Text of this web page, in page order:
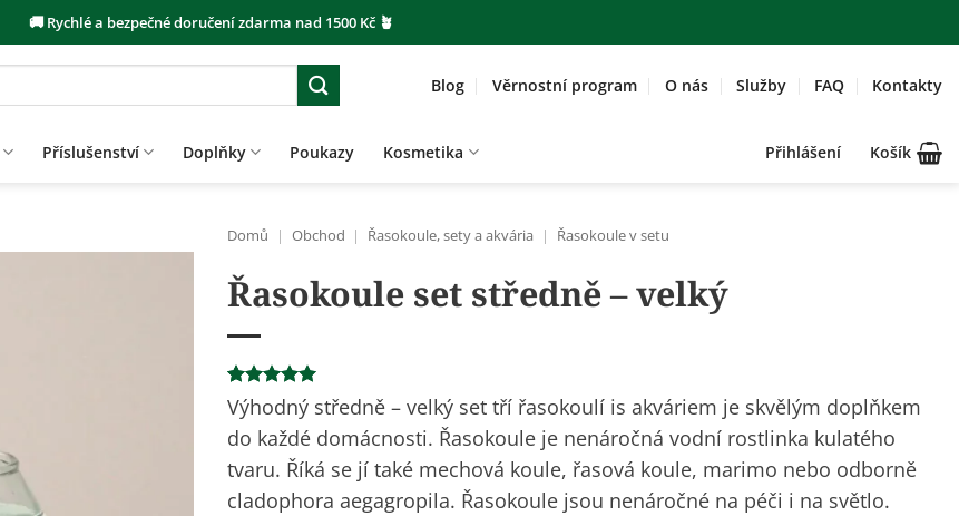
🚚 Rychlé a bezpečné doručení zdarma nad 1500 Kč 🪴
Blog Věrnostní program O nás Služby FAQ Kontakty
Příslušenství Doplňky Poukazy Kosmetika Přihlášení Košík
Domů | Obchod | Řasokoule, sety a akvária | Řasokoule v setu
Řasokoule set středně – velký
Hodnoceno
5 z 5 na
základě
1
zákazníka
Výhodný středně – velký set tří řasokoulí is akváriem je skvělým doplňkem
do každé domácnosti. Řasokoule je nenáročná vodní rostlinka kulatého
tvaru. Říká se jí také mechová koule, řasová koule, marimo nebo odborně
cladophora aegagropila. Řasokoule jsou nenáročné na péči i na světlo.